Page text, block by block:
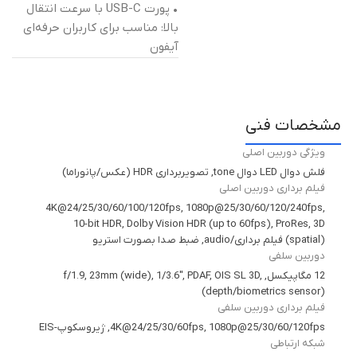
• پورت USB-C با سرعت انتقال
بالا: مناسب برای کاربران حرفه‌ای
آیفون
مشخصات فنی
ویژگی دوربین اصلی
فلش دوال LED دوال tone, تصویربرداری HDR (عکس/پانوراما)
فیلم برداری دوربین اصلی
4K@24/25/30/60/100/120fps, 1080p@25/30/60/120/240fps,
10-bit HDR, Dolby Vision HDR (up to 60fps), ProRes, 3D
(spatial) فیلم برداری/audio, ضبط صدا بصورت استریو
دوربین سلفی
12 مگاپیکسل, f/1.9, 23mm (wide), 1/3.6", PDAF, OIS SL 3D,
(depth/biometrics sensor)
فیلم برداری دوربین سلفی
4K@24/25/30/60fps, 1080p@25/30/60/120fps, ژیروسکوپ-EIS
شبکه ارتباطی